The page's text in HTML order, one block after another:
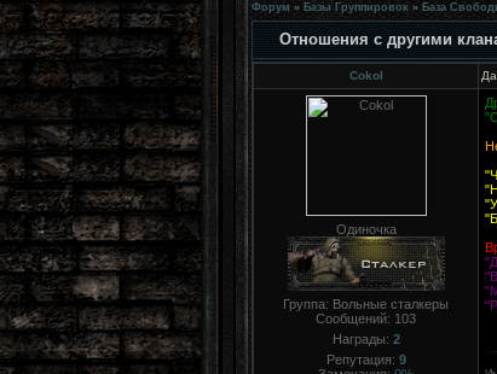
Форум » Базы Группировок » База
Отношения с другими
Cokol
Одиночка
Группа: Вольные сталкеры
Сообщений: 103
Награды: 2
Репутация: 9